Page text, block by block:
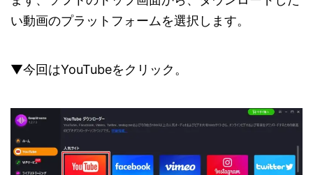
い動画のプラットフォームを選択します。
▼今回はYouTubeをクリック。